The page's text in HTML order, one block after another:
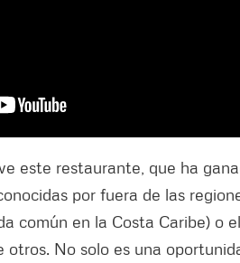
este restaurante, que ha
por fuera de las
común en la Costa Caribe) o
otros. No solo es una